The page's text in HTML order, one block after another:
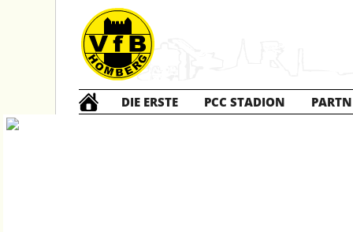
DIE ERSTE PCC STADION